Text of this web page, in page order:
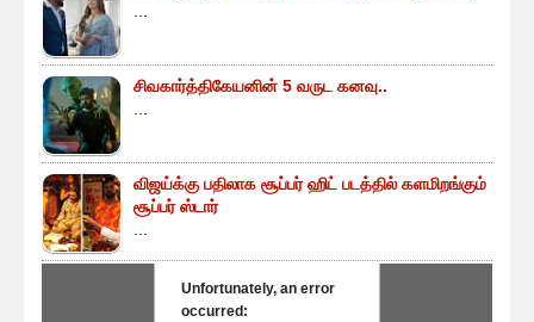
...
சிவகார்த்திகேயனின் 5 வருட கனவு..
...
விஜய்க்கு பதிலாக சூப்பர் ஹிட் படத்தில் களமிறங்கும்
சூப்பர் ஸ்டார்
...
Unfortunately, an error
occurred: